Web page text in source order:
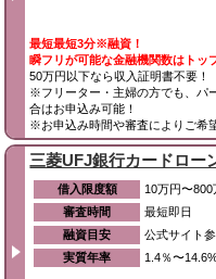
最短最短3分※融資！
瞬フリが可能な金融機関数はトッ
50万円以下なら収入証明書不要！
※フリーター・主婦の方でも、パ
合はお申込み可能！
※お申込み時間や審査によりご希
三菱UFJ銀行カードロー
借入限度額
10万円〜800
審査時間
最短即日
融資目安
公式サイト
実質年率
1.4％〜